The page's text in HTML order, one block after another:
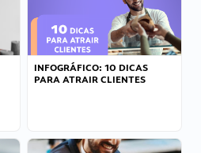
INFOGRÁFICO: 10 DICAS
PARA ATRAIR CLIENTES